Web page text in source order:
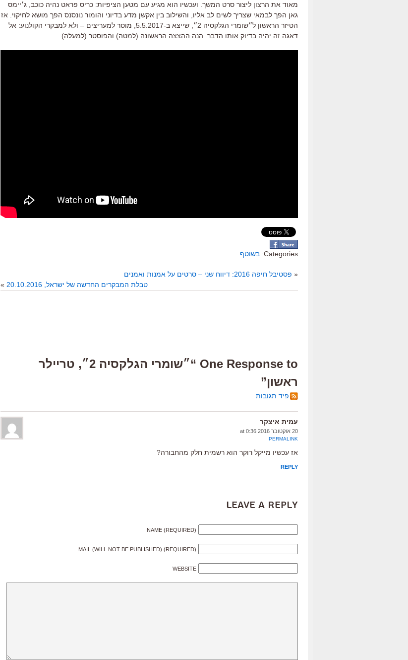
מאוד את הרצון ליצור סרט המשך. ועכשיו הוא מגיע עם מטען הציפיות: כריס פראט נהיה כוכב, ג׳יימס
גאן הפך לבמאי שצריך לשים לב אליו, והשילוב בין אקשן מדע בדיוני והומור נונסנס הפך מושא לחיקוי. אז
הטיזר הראשון ל״שומרי הגלקסיה 2״, שייצא ב-5.5.2017, מוסר למעריצים – ולא למבקרי הקולנוע: אל
דאגה זה יהיה בדיוק אותו הדבר. הנה ההצצה הראשונה (למטה) והפוסטר (למעלה):
Categories: בשוטף
« פסטיבל חיפה 2016: דיווח שני – סרטים על אמנות ואמנים
טבלת המבקרים החדשה של ישראל, 20.10.2016
»
One Response to “״שומרי הגלקסיה 2״, טריילר
ראשון”
פיד תגובות
עמית איצקר
20 אוקטובר 2016 at 0:36
PERMALINK
אז עכשיו מייקל רוקר הוא רשמית חלק מהחבורה?
REPLY
Leave a Reply
NAME (REQUIRED)
MAIL (WILL NOT BE PUBLISHED) (REQUIRED)
WEBSITE